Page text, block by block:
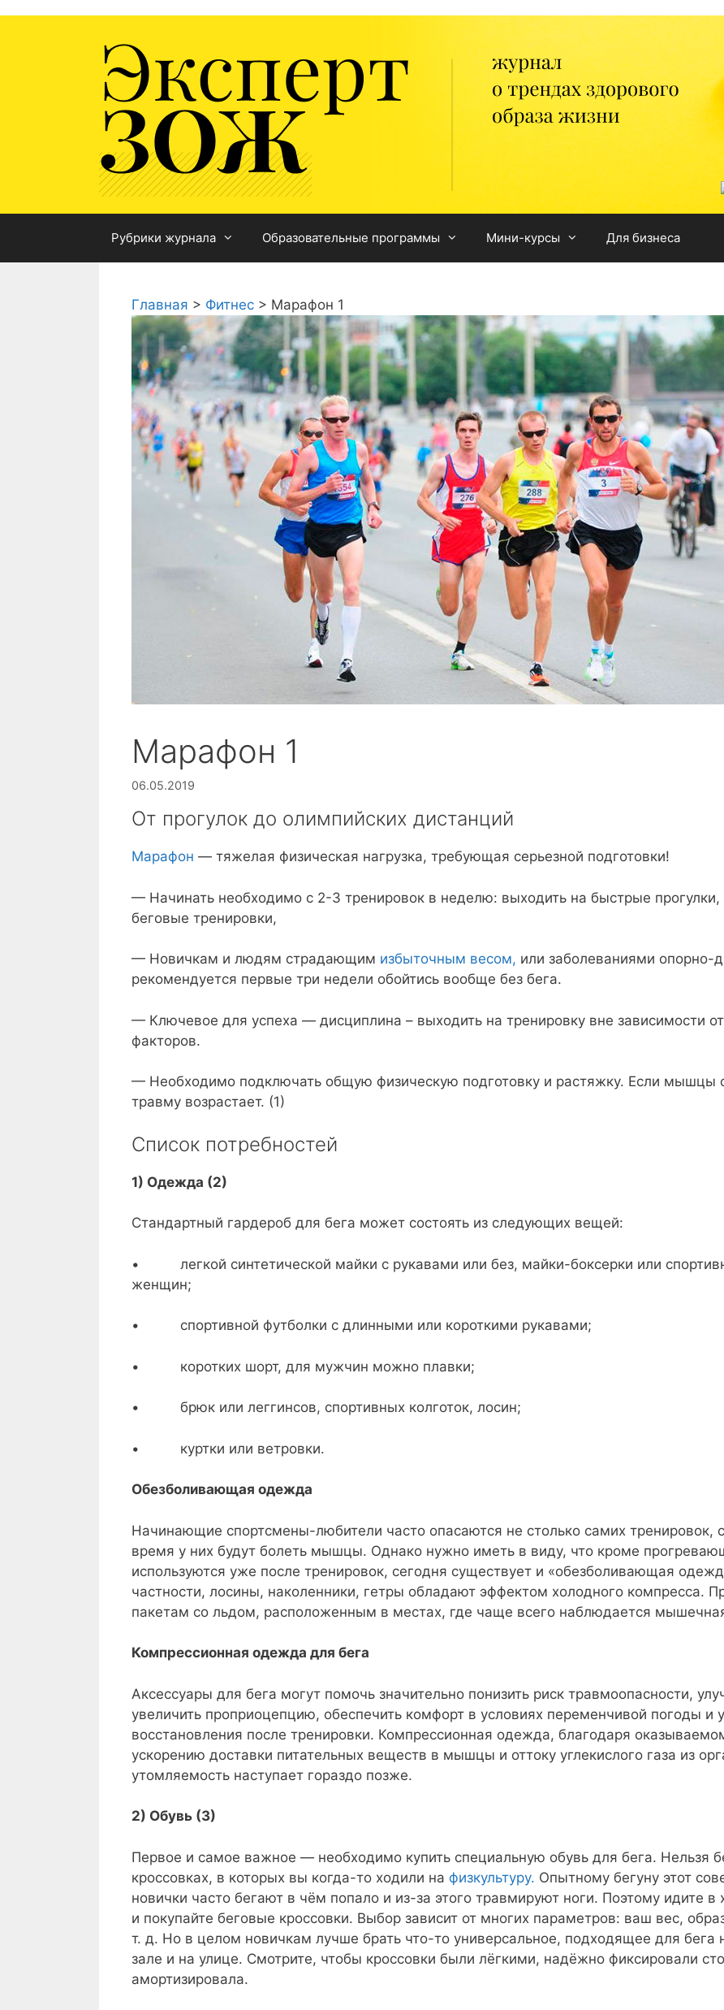
Рубрики журнала Образовательные программы Мини-курсы Для бизнеса
Главная > Фитнес > Марафон 1
Марафон 1
06.05.2019
От прогулок до олимпийских дистанций
Марафон — тяжелая физическая нагрузка, требующая серьезной подготовки!
— Начинать необходимо с 2-3 тренировок в неделю: выходить на быстрые прогулки,
беговые тренировки,
— Новичкам и людям страдающим избыточным весом, или заболеваниями опорно-
рекомендуется первые три недели обойтись вообще без бега.
— Ключевое для успеха — дисциплина – выходить на тренировку вне зависимости
факторов.
— Необходимо подключать общую физическую подготовку и растяжку. Если мышцы
травму возрастает. (1)
Список потребностей
1) Одежда (2)
Стандартный гардероб для бега может состоять из следующих вещей:
• легкой синтетической майки с рукавами или без, майки-боксерки или
женщин;
• спортивной футболки с длинными или короткими рукавами;
• коротких шорт, для мужчин можно плавки;
• брюк или леггинсов, спортивных колготок, лосин;
• куртки или ветровки.
Обезболивающая одежда
Начинающие спортсмены-любители часто опасаются не столько самих тренировок,
время у них будут болеть мышцы. Однако нужно иметь в виду, что кроме
используются уже после тренировок, сегодня существует и «обезболивающая
частности, лосины, наколенники, гетры обладают эффектом холодного компресса.
пакетам со льдом, расположенным в местах, где чаще всего наблюдается
Компрессионная одежда для бега
Аксессуары для бега могут помочь значительно понизить риск травмоопасности,
увеличить проприоцепцию, обеспечить комфорт в условиях переменчивой погоды и
восстановления после тренировки. Компрессионная одежда, благодаря
ускорению доставки питательных веществ в мышцы и оттоку углекислого газа из
утомляемость наступает гораздо позже.
2) Обувь (3)
Первое и самое важное — необходимо купить специальную обувь для бега. Нельзя
кроссовках, в которых вы когда-то ходили на физкультуру. Опытному бегуну этот
новички часто бегают в чём попало и из-за этого травмируют ноги. Поэтому идите
и покупайте беговые кроссовки. Выбор зависит от многих параметров: ваш вес,
т. д. Но в целом новичкам лучше брать что-то универсальное, подходящее для бега
зале и на улице. Смотрите, чтобы кроссовки были лёгкими, надёжно фиксировали
амортизировала.